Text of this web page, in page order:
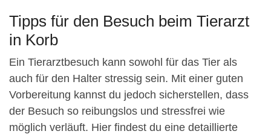
Tipps für den Besuch beim Tierarzt
in Korb
Ein Tierarztbesuch kann sowohl für das Tier als
auch für den Halter stressig sein. Mit einer guten
Vorbereitung kannst du jedoch sicherstellen, dass
der Besuch so reibungslos und stressfrei wie
möglich verläuft. Hier findest du eine detaillierte